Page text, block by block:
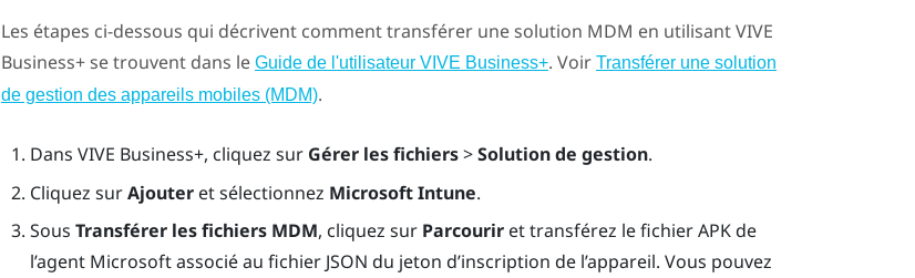
Les étapes ci-dessous qui décrivent comment transférer une solution MDM en utilisantVIVE
Business+se trouvent dans le Guide de l'utilisateur VIVE Business+. Voir Transférer une solution
de gestion des appareils mobiles (MDM).
Dans VIVE Business+, cliquez sur Gérer les fichiers>Solution de gestion.
Cliquez surAjouteret sélectionnez Microsoft Intune.
Sous Transférer les fichiers MDM, cliquez sur Parcouriret transférez le fichier APK de
l’agent Microsoft associé au fichier JSON du jeton d’inscription de l’appareil. Vous pouvez